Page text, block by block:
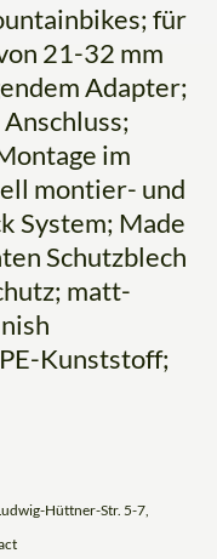
für
21-32 mm
Adapter;
im
montier- und
System; Made
Schutzblech
matt-
Kunststoff;
Hüttner-Str. 5-7,